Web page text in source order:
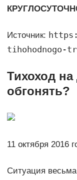
Источник:
tihohodnogo-
Тихоход
обгонять?
11 октября 2016
Ситуация